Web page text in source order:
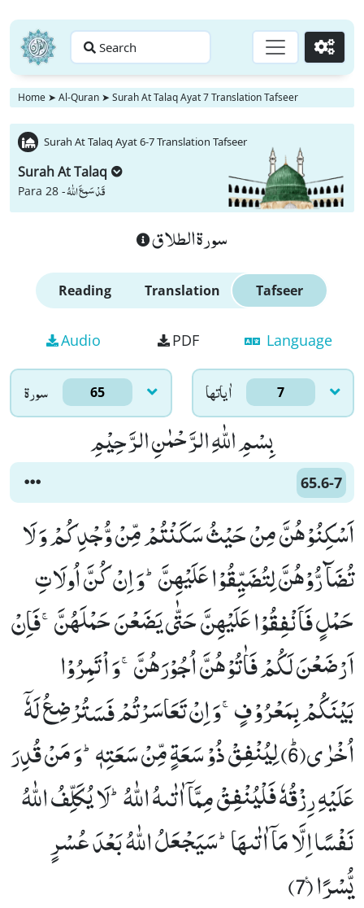
Search Go
Home ➤ Al-Quran ➤ Surah At Talaq Ayat 7 Translation Tafseer
Surah At Talaq Ayat 6-7 Translation Tafseer
Surah At Talaq
Para 28 -قَدْ سَمِعَ اللّٰهُ
سورة الطلاق
Reading Translation Tafseer
Audio PDF Language
سورۃ 65 اٰياتها 7
بِسْمِ اللّٰهِ الرَّحْمٰنِ الرَّحِیْمِ
65.6-7
اَسْكِنُوْهُنَّ مِنْ حَیْثُ سَكَنْتُمْ مِّنْ وُّجْدِكُمْ وَ لَا
تُضَآرُّوْهُنَّ لِتُضَیِّقُوْا عَلَیْهِنَّؕ-وَ اِنْ كُنَّ اُولَاتِ
حَمْلٍ فَاَنْفِقُوْا عَلَیْهِنَّ حَتّٰى یَضَعْنَ حَمْلَهُنَّۚ-فَاِنْ
اَرْضَعْنَ لَكُمْ فَاٰتُوْهُنَّ اُجُوْرَهُنَّۚ-وَ اْتَمِرُوْا
بَیْنَكُمْ بِمَعْرُوْفٍۚ-وَ اِنْ تَعَاسَرْتُمْ فَسَتُرْضِعُ لَهٗۤ
اُخْرٰىﭤ(6) لِیُنْفِقْ ذُوْ سَعَةٍ مِّنْ سَعَتِهٖؕ-وَ مَنْ قُدِرَ
عَلَیْهِ رِزْقُهٗ فَلْیُنْفِقْ مِمَّاۤ اٰتٰىهُ اللّٰهُؕ-لَا یُكَلِّفُ اللّٰهُ
نَفْسًا اِلَّا مَاۤ اٰتٰىهَاؕ-سَیَجْعَلُ اللّٰهُ بَعْدَ عُسْرٍ
یُّسْرًا۠ (7)